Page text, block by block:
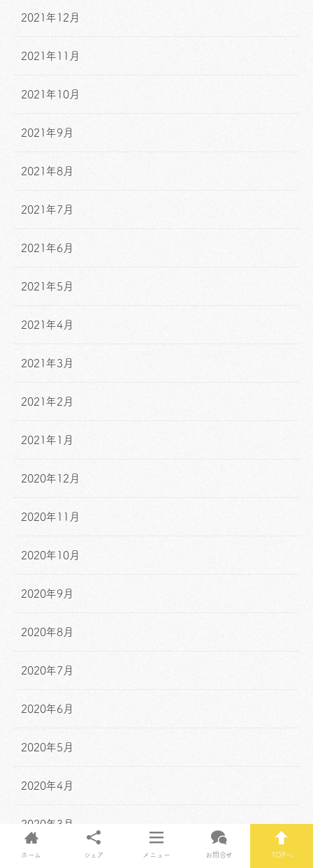
2021年12月
2021年11月
2021年10月
2021年9月
2021年8月
2021年7月
2021年6月
2021年5月
2021年4月
2021年3月
2021年2月
2021年1月
2020年12月
2020年11月
2020年10月
2020年9月
2020年8月
2020年7月
2020年6月
2020年5月
2020年4月
2020年3月
ホーム シェア メニュー お問合せ TOPへ